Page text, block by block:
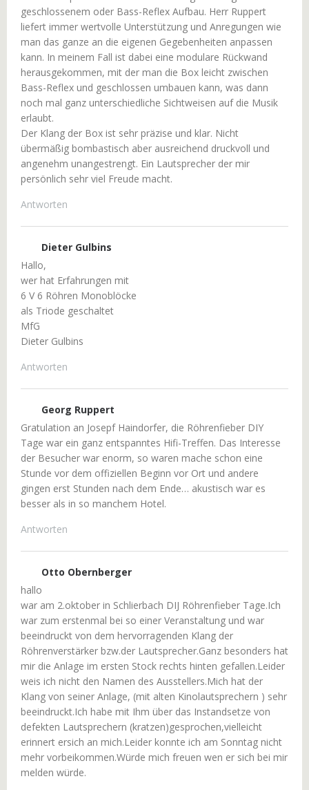
geschlossenem oder Bass-Reflex Aufbau. Herr Ruppert
liefert immer wertvolle Unterstützung und Anregungen wie
man das ganze an die eigenen Gegebenheiten anpassen
kann. In meinem Fall ist dabei eine modulare Rückwand
herausgekommen, mit der man die Box leicht zwischen
Bass-Reflex und geschlossen umbauen kann, was dann
noch mal ganz unterschiedliche Sichtweisen auf die Musik
erlaubt.
Der Klang der Box ist sehr präzise und klar. Nicht
übermäßig bombastisch aber ausreichend druckvoll und
angenehm unangestrengt. Ein Lautsprecher der mir
persönlich sehr viel Freude macht.
Antworten
Dieter Gulbins
Hallo,
wer hat Erfahrungen mit
6 V 6 Röhren Monoblöcke
als Triode geschaltet
MfG
Dieter Gulbins
Antworten
Georg Ruppert
Gratulation an Josepf Haindorfer, die Röhrenfieber DIY
Tage war ein ganz entspanntes Hifi-Treffen. Das Interesse
der Besucher war enorm, so waren mache schon eine
Stunde vor dem offiziellen Beginn vor Ort und andere
gingen erst Stunden nach dem Ende… akustisch war es
besser als in so manchem Hotel.
Antworten
Otto Obernberger
hallo
war am 2.oktober in Schlierbach DIJ Röhrenfieber Tage.Ich
war zum erstenmal bei so einer Veranstaltung und war
beeindruckt von dem hervorragenden Klang der
Röhrenverstärker bzw.der Lautsprecher.Ganz besonders hat
mir die Anlage im ersten Stock rechts hinten gefallen.Leider
weis ich nicht den Namen des Ausstellers.Mich hat der
Klang von seiner Anlage, (mit alten Kinolautsprechern ) sehr
beeindruckt.Ich habe mit Ihm über das Instandsetze von
defekten Lautsprechern (kratzen)gesprochen,vielleicht
erinnert ersich an mich.Leider konnte ich am Sonntag nicht
mehr vorbeikommen.Würde mich freuen wen er sich bei mir
melden würde.